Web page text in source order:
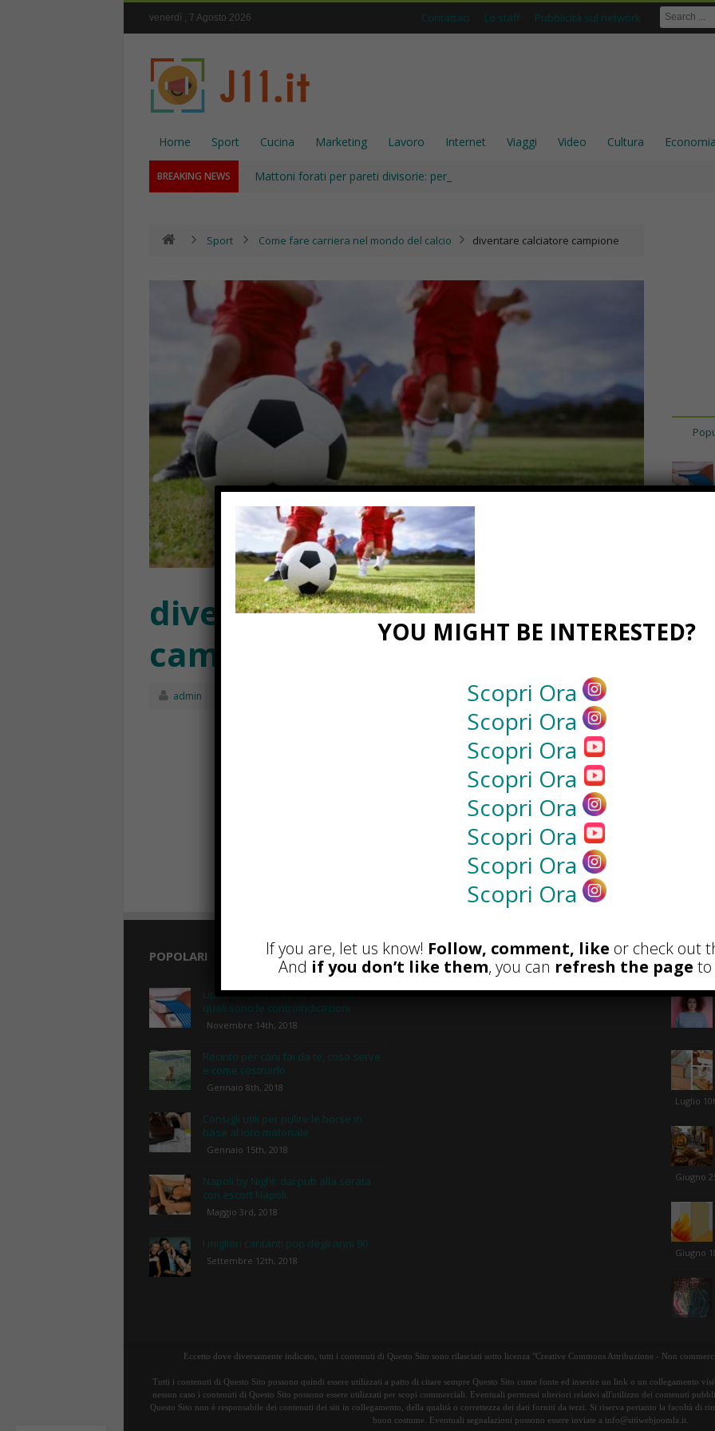
venerdì , 7 Agosto 2026 Contattaci Lo staff Pubblicità sul network
Home Sport Cucina Marketing Lavoro Internet Viaggi Video Cultura Economia
BREAKING NEWS Mattoni forati per pareti divisorie: perché sono ancora una scelta solida per gli intern_
Sport Come fare carriera nel mondo del calcio diventare calciatore campione
diventare calciatore
campione
admin
POPOLARI
Lipolaser, cos’è, come funziona e
quali sono le controindicazioni
Novembre 14th, 2018
Recinto per cani fai da te, cosa serve
e come costruirlo
Gennaio 8th, 2018
Consigli utili per pulire le borse in
base al loro materiale
Gennaio 15th, 2018
Napoli by Night: dai pub alla serata
con escort Napoli.
Maggio 3rd, 2018
I migliori cantanti pop degli anni 90
Settembre 12th, 2018
RECENSIONI POST
Luglio
Giugno
Giugno
Eccetto dove diversamente indicato, tutti i contenuti di Questo Sito sono rilasciati sotto licenza "Creative Commons Attribuzione - Non
Tutti i contenuti di Questo Sito possono quindi essere utilizzati a patto di citare sempre Questo Sito come fonte ed inserire un link o un collegamento
nessun caso i contenuti di Questo Sito possono essere utilizzati per scopi commerciali. Eventuali permessi ulteriori relativi all'utilizzo dei contenuti
Questo Sito non è responsabile dei contenuti dei siti in collegamento, della qualità o correttezza dei dati forniti da terzi. Si riserva pertanto la facoltà di
buon costume. Eventuali segnalazioni possono essere inviate a info@sitiwebjoomla.it.
YOU MIGHT BE INTERESTED?
Scopri Ora
Scopri Ora
Scopri Ora
Scopri Ora
Scopri Ora
Scopri Ora
Scopri Ora
Scopri Ora
If you are, let us know! Follow, comment, like or check out
And if you don’t like them, you can refresh the page to